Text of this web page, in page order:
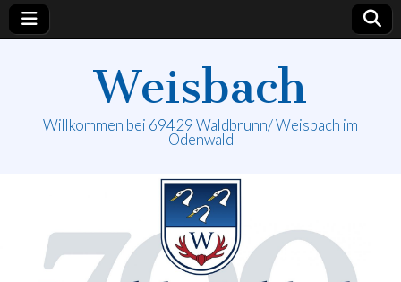
Weisbach
Willkommen bei 69429 Waldbrunn/ Weisbach im
Odenwald